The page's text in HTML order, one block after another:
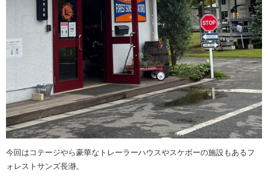
今回はコテージやら豪華なトレーラーハウスやスケボーの施設もあるフ
ォレストサンズ長瀞。